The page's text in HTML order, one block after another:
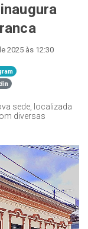
2025 às 12:30
sede, localizada
diversas